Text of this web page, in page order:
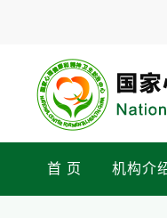
首 页 机构介